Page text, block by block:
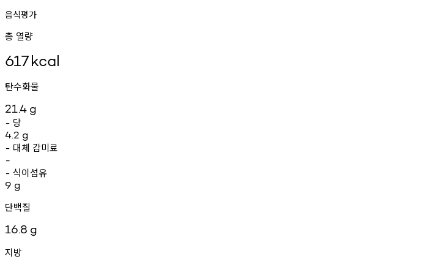
음식평가
총 열량
617kcal
탄수화물
21.4 g
- 당
4.2 g
- 대체 감미료
-
- 식이섬유
9 g
단백질
16.8 g
지방